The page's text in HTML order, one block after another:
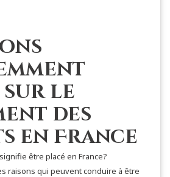
sur le
des
en France
être placé en France?
raisons qui peuvent conduire à être